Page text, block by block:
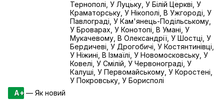
Тернополі, У Луцьку, У Білій Церкві, У
Краматорську, У Нікополі, В Ужгороді, У
Павлограді, У Кам'янець-Подільському,
У Броварах, У Конотопі, В Умані, У
Мукачевому, В Олександрії, У Шостці, У
Бердичеві, У Дрогобичі, У Костянтинівці,
У Ніжині, В Ізмаїлі, У Новомосковську, У
Ковелі, У Смілій, У Червонограді, У
Калуші, У Первомайському, У Коростені,
У Покровську, У Борисполі
A+— Як новий